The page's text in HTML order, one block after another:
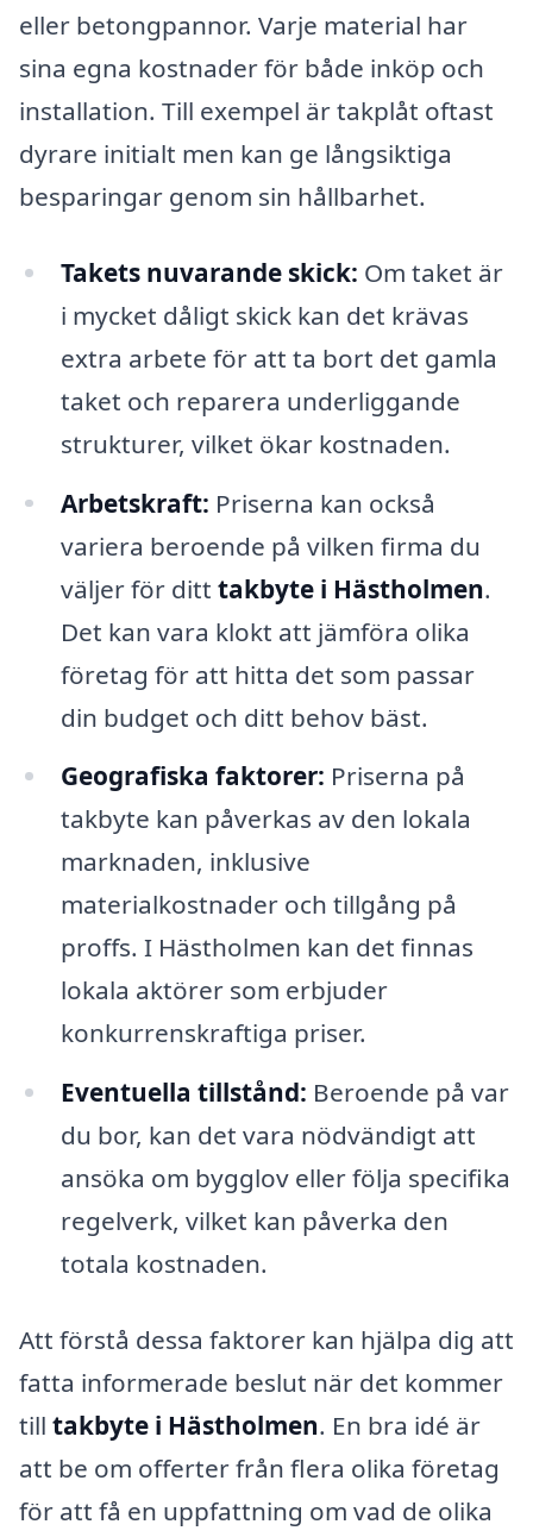
eller betongpannor. Varje material har
sina egna kostnader för både inköp och
installation. Till exempel är takplåt oftast
dyrare initialt men kan ge långsiktiga
besparingar genom sin hållbarhet.
Takets nuvarande skick: Om taket är
i mycket dåligt skick kan det krävas
extra arbete för att ta bort det gamla
taket och reparera underliggande
strukturer, vilket ökar kostnaden.
Arbetskraft: Priserna kan också
variera beroende på vilken firma du
väljer för ditt takbyte i Hästholmen.
Det kan vara klokt att jämföra olika
företag för att hitta det som passar
din budget och ditt behov bäst.
Geografiska faktorer: Priserna på
takbyte kan påverkas av den lokala
marknaden, inklusive
materialkostnader och tillgång på
proffs. I Hästholmen kan det finnas
lokala aktörer som erbjuder
konkurrenskraftiga priser.
Eventuella tillstånd: Beroende på var
du bor, kan det vara nödvändigt att
ansöka om bygglov eller följa specifika
regelverk, vilket kan påverka den
totala kostnaden.
Att förstå dessa faktorer kan hjälpa dig att
fatta informerade beslut när det kommer
till takbyte i Hästholmen. En bra idé är
att be om offerter från flera olika företag
för att få en uppfattning om vad de olika